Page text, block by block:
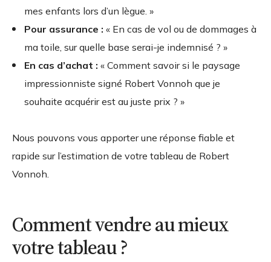
mes enfants lors d’un lègue. »
Pour assurance : « En cas de vol ou de dommages à
ma toile, sur quelle base serai-je indemnisé ? »
En cas d’achat : « Comment savoir si le paysage
impressionniste signé Robert Vonnoh que je
souhaite acquérir est au juste prix ? »
Nous pouvons vous apporter une réponse fiable et
rapide sur l’estimation de votre tableau de Robert
Vonnoh.
Comment vendre au mieux
votre tableau ?